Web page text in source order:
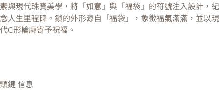
素與現代珠寶美學，將「如意」與「福袋」的符號注入設計，紀
念人生里程碑。鎖的外形源自「福袋」，象徵福氣滿滿，並以現
代C形輪廓寄予祝福。
頸鏈 信息